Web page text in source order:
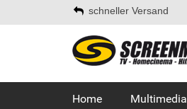
schneller Versand
Home Multimedia